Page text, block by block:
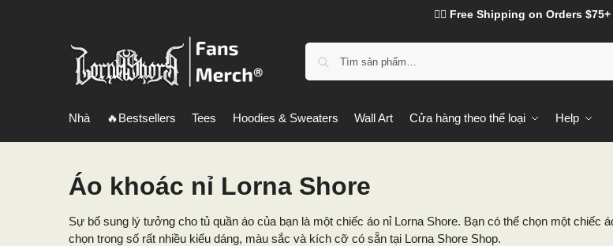
❤️‍🔥 Free Shipping on Orders $75+
Nhà 🔥Bestsellers Tees Hoodies & Sweaters Wall Art Cửa hàng theo thể loại Help
Áo khoác nỉ Lorna Shore
Sự bổ sung lý tưởng cho tủ quần áo của bạn là một chiếc áo nỉ Lorna Shore. Bạn có thể chọn một
chọn trong số rất nhiều kiểu dáng, màu sắc và kích cỡ có sẵn tại Lorna Shore Shop.